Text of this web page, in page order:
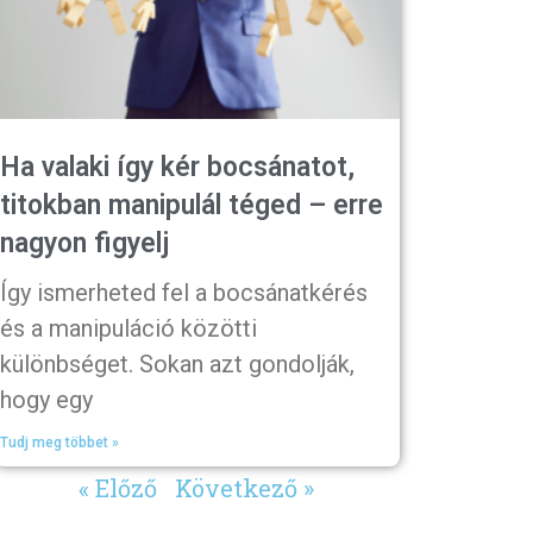
Ha valaki így kér bocsánatot,
titokban manipulál téged – erre
nagyon figyelj
Így ismerheted fel a bocsánatkérés
és a manipuláció közötti
különbséget. Sokan azt gondolják,
hogy egy
Tudj meg többet »
« Előző Következő »